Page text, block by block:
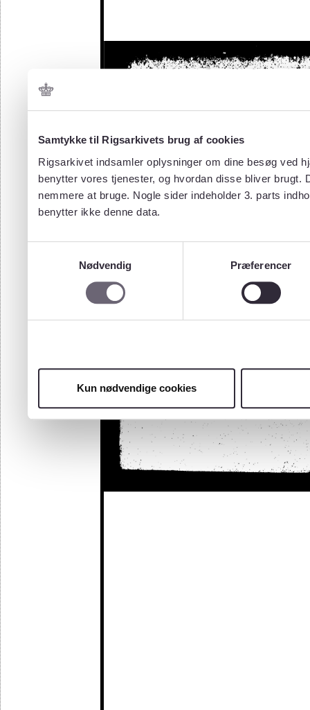
Samtykke til Rigsarkivets brug af cookies
Rigsarkivet indsamler oplysninger om dine besøg ved
benytter vores tjenester, og hvordan disse bliver
nemmere at bruge. Nogle sider indeholder 3. parts
benytter ikke denne data.
Nødvendig
Præferencer
Kun nødvendige cookies